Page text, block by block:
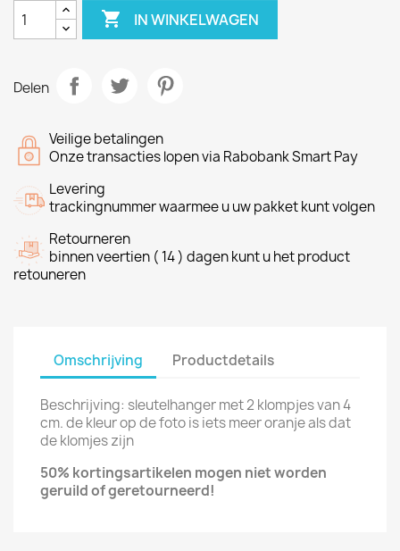
 IN WINKELWAGEN
Delen
Veilige betalingen
Onze transacties lopen via Rabobank Smart Pay
Levering
trackingnummer waarmee u uw pakket kunt volgen
Retourneren
binnen veertien ( 14 ) dagen kunt u het product
retouneren
Omschrijving Productdetails
Beschrijving: sleutelhanger met 2 klompjes van 4
cm. de kleur op de foto is iets meer oranje als dat
de klomjes zijn
50% kortingsartikelen mogen nietworden
geruild ofgeretourneerd!